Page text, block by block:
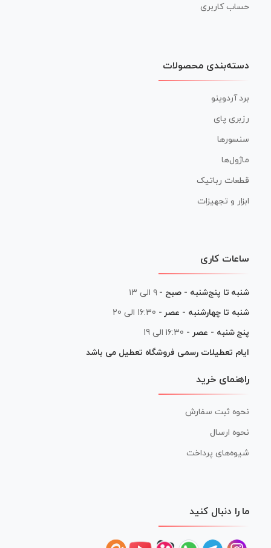
حساب کاربری
دسته‌بندی محصولات
برد آردوینو
رزبری پای
سنسورها
ماژول‌ها
قطعات رباتیک
ابزار و تجهیزات
ساعات کاری
شنبه تا پنج‌شنبه - صبح - ۹ الی ۱۳
شنبه تا چهارشنبه - عصر - 16:30 الی 20
پنج شنبه - عصر - 16:30 الی 19
ایام تعطیلات رسمی فروشگاه تعطیل می باشد
راهنمای خرید
نحوه ثبت سفارش
نحوه ارسال
شیوه‌های پرداخت
ما را دنبال کنید